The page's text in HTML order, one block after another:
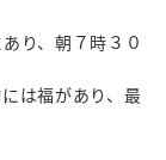
り、朝７時３０
は福があり、最